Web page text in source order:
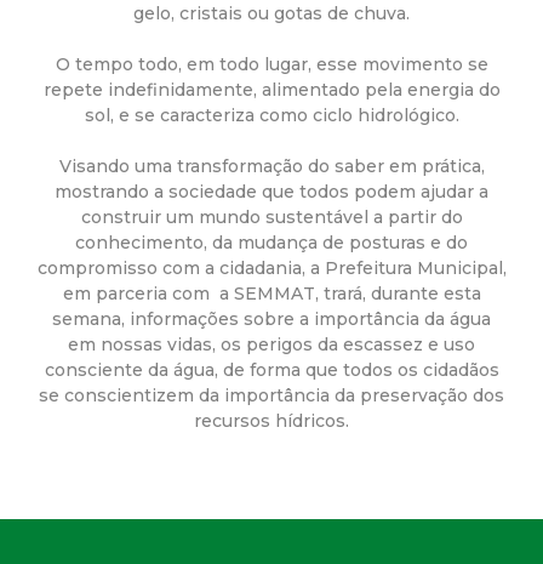
n
u
i
s
t
gelo, cristais ou gotas de chuva.
O tempo todo, em todo lugar, esse movimento se
repete indefinidamente, alimentado pela energia do
sol, e se caracteriza como ciclo hidrológico.
Visando uma transformação do saber em prática,
mostrando a sociedade que todos podem ajudar a
construir um mundo sustentável a partir do
conhecimento, da mudança de posturas e do
compromisso com a cidadania, a Prefeitura Municipal,
em parceria com a SEMMAT, trará, durante esta
semana, informações sobre a importância da água
em nossas vidas, os perigos da escassez e uso
consciente da água, de forma que todos os cidadãos
se conscientizem da importância da preservação dos
recursos hídricos.